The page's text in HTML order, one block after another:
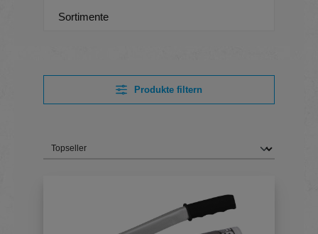
Sortimente
Produkte filtern